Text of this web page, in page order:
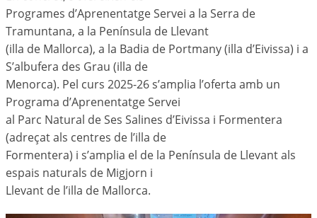
Programes d’Aprenentatge Servei a la Serra de
Tramuntana, a la Península de Llevant
(illa de Mallorca), a la Badia de Portmany (illa d’Eivissa) i a
S’albufera des Grau (illa de
Menorca). Pel curs 2025-26 s’amplia l’oferta amb un
Programa d’Aprenentatge Servei
al Parc Natural de Ses Salines d’Eivissa i Formentera
(adreçat als centres de l’illa de
Formentera) i s’amplia el de la Península de Llevant als
espais naturals de Migjorn i
Llevant de l’illa de Mallorca.